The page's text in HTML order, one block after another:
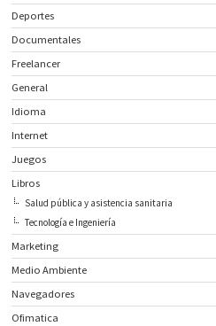
Deportes
Documentales
Freelancer
General
Idioma
Internet
Juegos
Libros
Salud pública y asistencia sanitaria
Tecnología e Ingeniería
Marketing
Medio Ambiente
Navegadores
Ofimatica